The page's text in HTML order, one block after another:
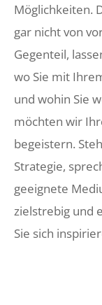
Möglichkeiten.
gar nicht von
Gegenteil,
wo Sie mit
und wohin Sie
möchten wir
begeistern.
Strategie,
geeignete
zielstrebig und
Sie sich